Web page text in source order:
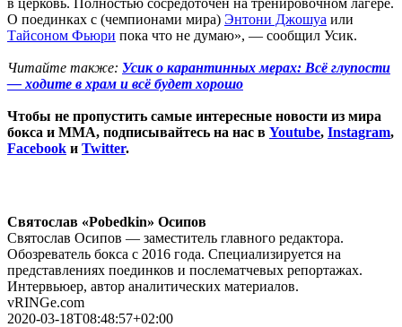
О поединках с (чемпионами мира) Энтони Джошуа или
Тайсоном Фьюри пока что не думаю», — сообщил Усик.
Читайте также: Усик о карантинных мерах: Всё глупости
— ходите в храм и всё будет хорошо
Чтобы не пропустить самые интересные новости из мира
бокса и ММА, подписывайтесь на нас в Youtube, Instagram,
Facebook и Twitter.
Святослав «Pobedkin» Осипов
Святослав Осипов — заместитель главного редактора.
Обозреватель бокса с 2016 года. Специализируется на
представлениях поединков и послематчевых репортажах.
Интервьюер, автор аналитических материалов.
vRINGe.com
2020-03-18T08:48:57+02:00